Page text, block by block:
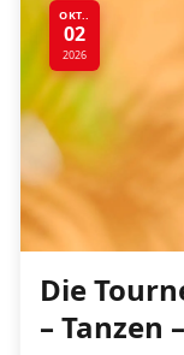
OKT..
02
2026
Die
– Tanzen